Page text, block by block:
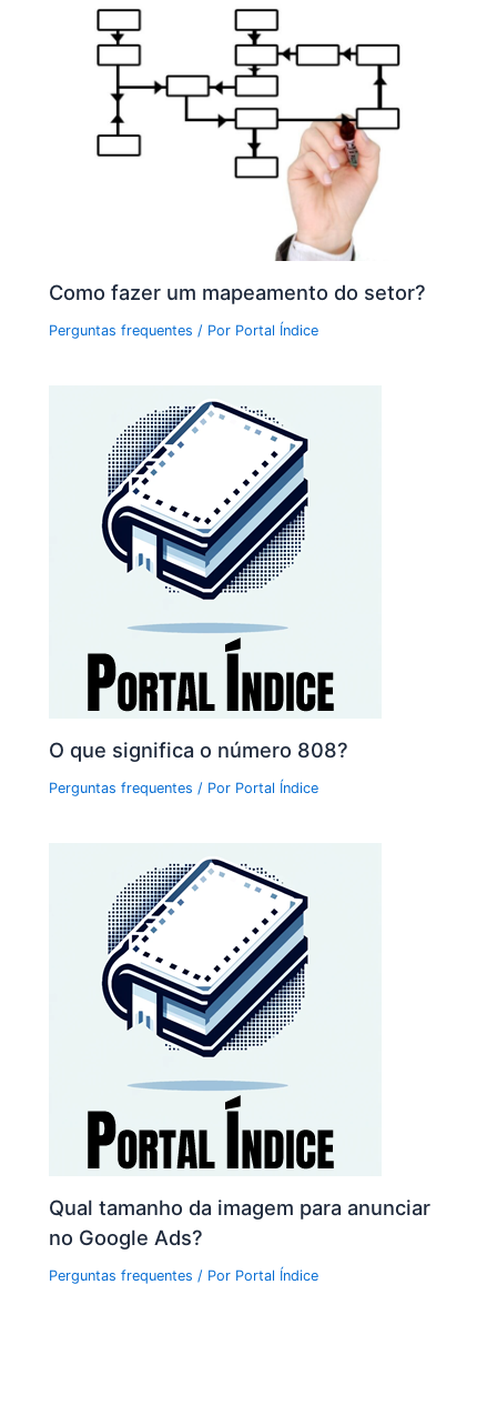
Como fazer um mapeamento do setor?
Perguntas frequentes / Por Portal Índice
O que significa o número 808?
Perguntas frequentes / Por Portal Índice
Qual tamanho da imagem para anunciar
no Google Ads?
Perguntas frequentes / Por Portal Índice